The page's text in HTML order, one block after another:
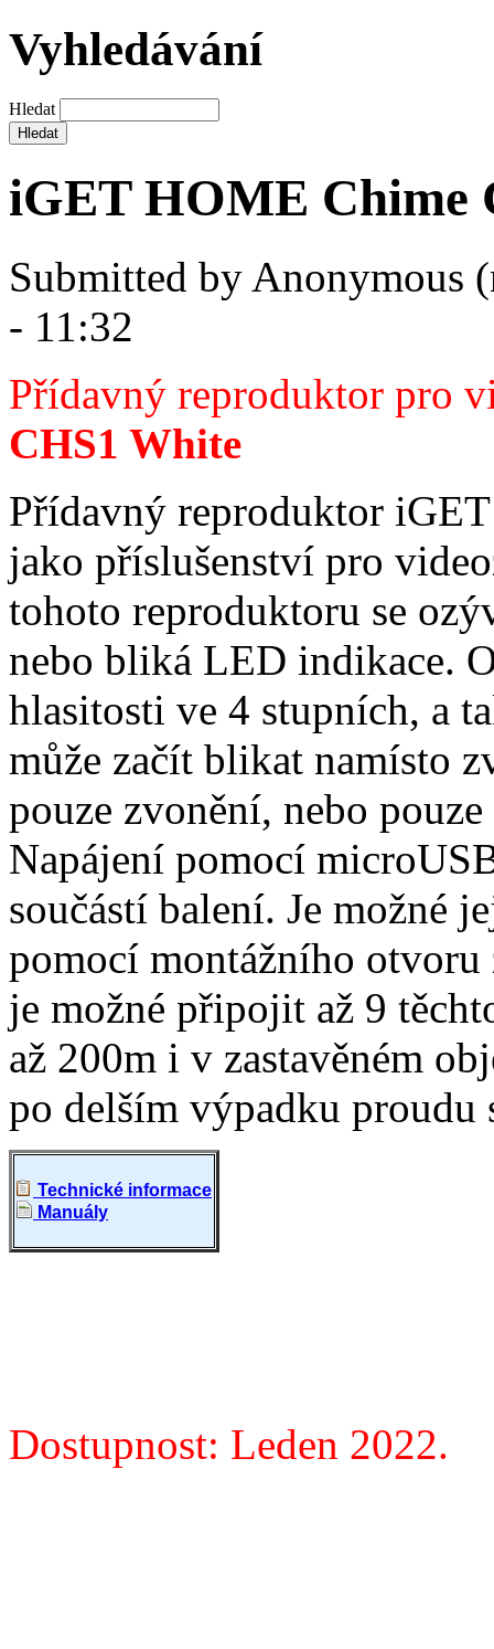
Vyhledávání
Hledat
iGET HOME Chime
Submitted by Anonymous
- 11:32
Přídavný reproduktor pro
CHS1 White
Přídavný reproduktor
jako příslušenství pro
tohoto reproduktoru se
nebo bliká LED indikace.
hlasitosti ve 4 stupních, a
může začít blikat namísto
pouze zvonění, nebo
Napájení pomocí
součástí balení. Je možné
pomocí montážního otvoru
je možné připojit až 9
až 200m i v zastavěném
po delším výpadku proudu
Technické informace
Manuály
Dostupnost: Leden 2022.